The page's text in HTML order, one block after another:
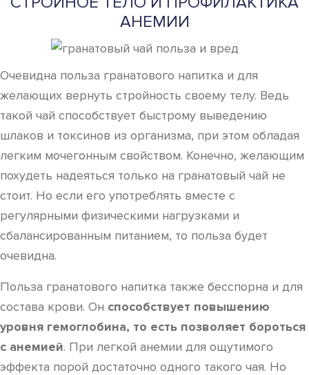
АНЕМИИ
Очевидна польза гранатового напитка и для
желающих вернуть стройность своему телу. Ведь
такой чай способствует быстрому выведению
шлаков и токсинов из организма, при этом обладая
легким мочегонным свойством. Конечно, желающим
похудеть надеяться только на гранатовый чай не
стоит. Но если его употреблять вместе с
регулярными физическими нагрузками и
сбалансированным питанием, то польза будет
очевидна.
Польза гранатового напитка также бесспорна и для
состава крови. Он способствует повышению
уровня гемоглобина, то есть позволяет бороться
с анемией. При легкой анемии для ощутимого
эффекта порой достаточно одного такого чая. Но